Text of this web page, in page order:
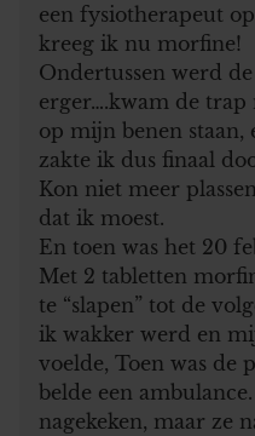
een fysiotherapeut
kreeg ik nu morfine!
Ondertussen werd
erger….kwam de
op mijn benen staan,
zakte ik dus finaal
Kon niet meer
dat ik moest.
En toen was het 20
Met 2 tabletten
te “slapen” tot de
ik wakker werd en
voelde, Toen was de
belde een
nagekeken, maar ze